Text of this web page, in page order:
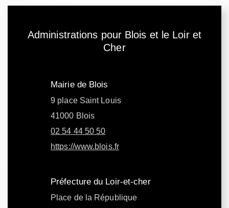
Administrations pour Blois et le Loir et
Cher
Mairie de Blois
9 place Saint Louis
41000 Blois
02 54 44 50 50
https://www.blois.fr
Préfecture du Loir-et-cher
Place de la République